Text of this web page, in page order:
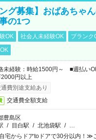
ング募集】おばあちゃ
の1つ
OK 社会人未経験OK
ブランク
未経験：時給1500円～ ■週払い
円以上
費別途支給あり
交通費全額支給
豊島区
/ 目白駅 / 北池袋駅 / …
宅からドアtoドアで30分以内！≫